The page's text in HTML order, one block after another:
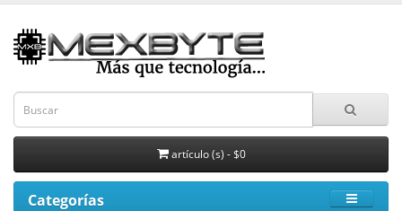
artículo (s) - $0
Categorías